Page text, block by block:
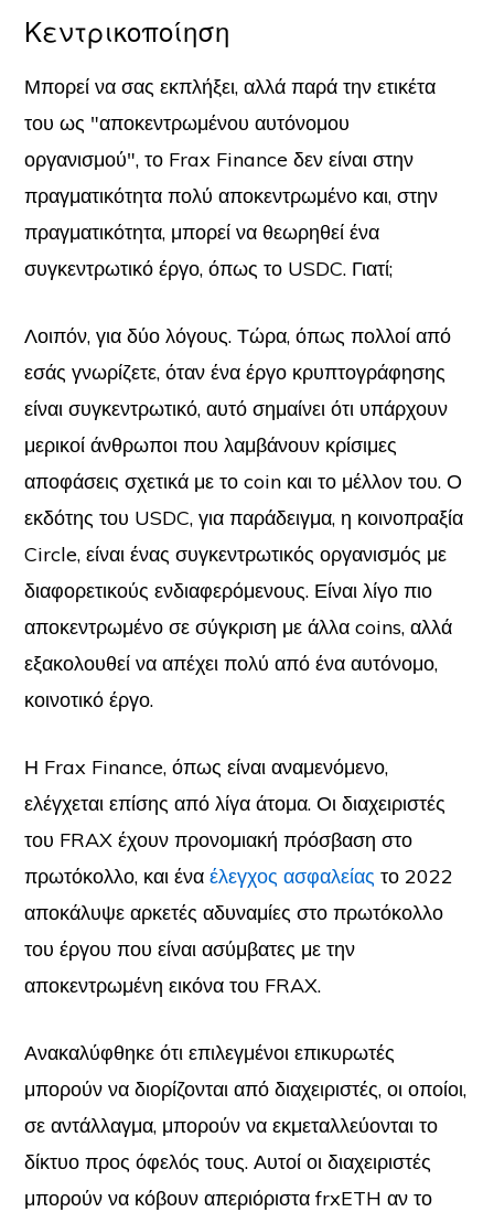
Κεντρικοποίηση
Μπορεί να σας εκπλήξει, αλλά παρά την ετικέτα
του ως "αποκεντρωμένου αυτόνομου
οργανισμού", το Frax Finance δεν είναι στην
πραγματικότητα πολύ αποκεντρωμένο και, στην
πραγματικότητα, μπορεί να θεωρηθεί ένα
συγκεντρωτικό έργο, όπως το USDC. Γιατί;
Λοιπόν, για δύο λόγους. Τώρα, όπως πολλοί από
εσάς γνωρίζετε, όταν ένα έργο κρυπτογράφησης
είναι συγκεντρωτικό, αυτό σημαίνει ότι υπάρχουν
μερικοί άνθρωποι που λαμβάνουν κρίσιμες
αποφάσεις σχετικά με το coin και το μέλλον του. Ο
εκδότης του USDC, για παράδειγμα, η κοινοπραξία
Circle, είναι ένας συγκεντρωτικός οργανισμός με
διαφορετικούς ενδιαφερόμενους. Είναι λίγο πιο
αποκεντρωμένο σε σύγκριση με άλλα coins, αλλά
εξακολουθεί να απέχει πολύ από ένα αυτόνομο,
κοινοτικό έργο.
Η Frax Finance, όπως είναι αναμενόμενο,
ελέγχεται επίσης από λίγα άτομα. Οι διαχειριστές
του FRAX έχουν προνομιακή πρόσβαση στο
πρωτόκολλο, και έναέλεγχος ασφαλείας το 2022
αποκάλυψε αρκετές αδυναμίες στο πρωτόκολλο
του έργου που είναι ασύμβατες με την
αποκεντρωμένη εικόνα του FRAX.
Ανακαλύφθηκε ότι επιλεγμένοι επικυρωτές
μπορούν να διορίζονται από διαχειριστές, οι οποίοι,
σε αντάλλαγμα, μπορούν να εκμεταλλεύονται το
δίκτυο προς όφελός τους. Αυτοί οι διαχειριστές
μπορούν να κόβουν απεριόριστα frxETH αν το